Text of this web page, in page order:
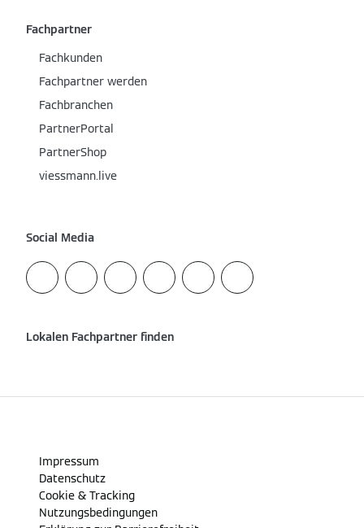
Fachpartner
Fachkunden
Fachpartner werden
Fachbranchen
PartnerPortal
PartnerShop
viessmann.live
Social Media
Lokalen Fachpartner finden
Impressum
Datenschutz
Cookie & Tracking
Nutzungsbedingungen